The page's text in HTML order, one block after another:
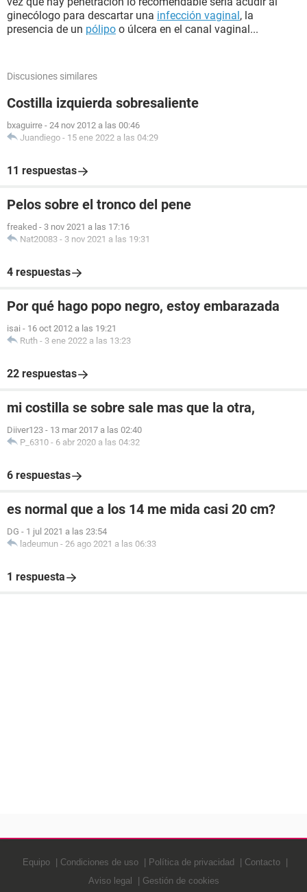
ginecólogo para descartar una infección vaginal, la
presencia de un pólipo o úlcera en el canal vaginal...
Discusiones similares
Costilla izquierda sobresaliente
bxaguirre - 24 nov 2012 a las 00:46
Juandiego - 15 ene 2022 a las 04:29
11 respuestas
Pelos sobre el tronco del pene
freaked - 3 nov 2021 a las 17:16
Nat20083 - 3 nov 2021 a las 19:31
4 respuestas
Por qué hago popo negro, estoy embarazada
isai - 16 oct 2012 a las 19:21
Ruth - 3 ene 2022 a las 13:23
22 respuestas
mi costilla se sobre sale mas que la otra,
Diiver123 - 13 mar 2017 a las 02:40
P_6310 - 6 abr 2020 a las 04:32
6 respuestas
es normal que a los 14 me mida casi 20 cm?
DG - 1 jul 2021 a las 23:54
ladeumun - 26 ago 2021 a las 06:33
1 respuesta
Equipo Condiciones de uso Política de privacidad
Contacto
Aviso legal
Gestión de cookies